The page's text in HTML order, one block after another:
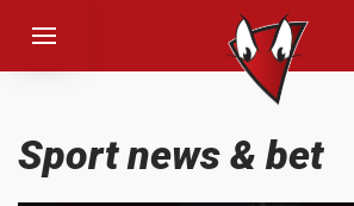
Sport news & bet